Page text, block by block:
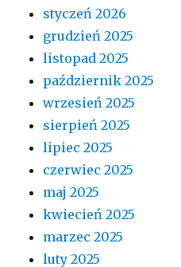
styczeń 2026
grudzień 2025
listopad 2025
październik 2025
wrzesień 2025
sierpień 2025
lipiec 2025
czerwiec 2025
maj 2025
kwiecień 2025
marzec 2025
luty 2025